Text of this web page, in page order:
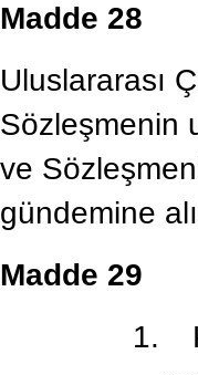
Madde 28
Uluslararası
Sözleşmenin
ve
gündemine
Madde 29
1.